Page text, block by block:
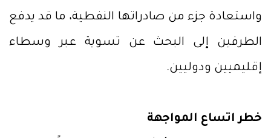
واستعادة جزء من صادراتها النفطية، ما قد يدفع
الطرفين إلى البحث عن تسوية عبر وسطاء
إقليميين ودوليين.
خطر اتساع المواجهة